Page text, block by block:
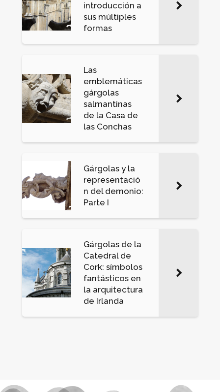
introducción a
sus múltiples
formas
Las
emblemáticas
gárgolas
salmantinas
de la Casa de
las Conchas
Gárgolas y la
representació
n del demonio:
Parte I
Gárgolas de la
Catedral de
Cork: símbolos
fantásticos en
la arquitectura
de Irlanda